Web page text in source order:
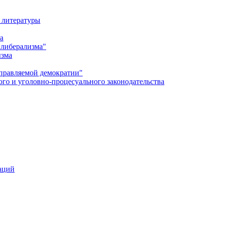
демократии"
и уголовно-процесуального законодательства